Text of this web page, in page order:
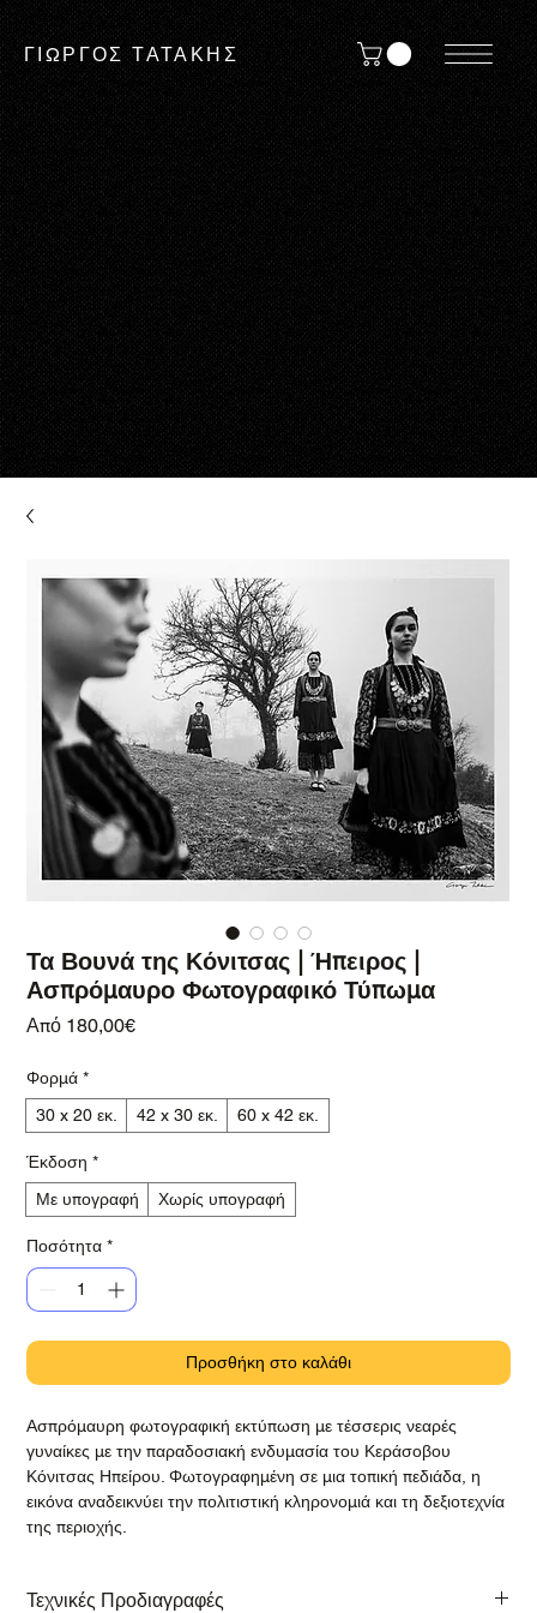
ΓΙΩΡΓΟΣ ΤΑΤΑΚΗΣ
Τα Βουνά της Κόνιτσας | Ήπειρος |
Ασπρόμαυρο Φωτογραφικό Τύπωμα
Από 180,00€Τιμή Έκπτωσης
Φορμά *
30 x 20 εκ.
42 x 30 εκ. 60 x 42 εκ.
Έκδοση *
Με υπογραφή
Χωρίς υπογραφή
Ποσότητα *
Προσθήκη στο καλάθι
Ασπρόμαυρη φωτογραφική εκτύπωση με τέσσερις νεαρές
γυναίκες με την παραδοσιακή ενδυμασία του Κεράσοβου
Κόνιτσας Ηπείρου. Φωτογραφημένη σε μια τοπική πεδιάδα, η
εικόνα αναδεικνύει την πολιτιστική κληρονομιά και τη δεξιοτεχνία
της περιοχής.
Τεχνικές Προδιαγραφές